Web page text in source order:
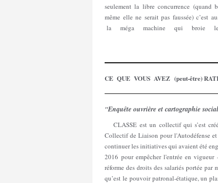
seulement la libre concurrence (quand
même elle ne serait pas faussée) c’est
la méga machine qui broie
CE QUE VOUS AVEZ (peut-être) RAT
"Enquête ouvrière et cartographie
CLASSE est un collectif qui s’est
Collectif de Liaison pour l'Autodéfense
continuer les initiatives qui avaient été
2016 pour empêcher l'entrée en
réforme des droits des salariés portée
qu’est le pouvoir patronal-étatique, un